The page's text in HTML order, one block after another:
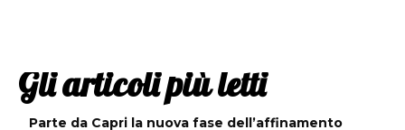
Gli articoli più letti
Parte da Capri la nuova fase dell’affinamento